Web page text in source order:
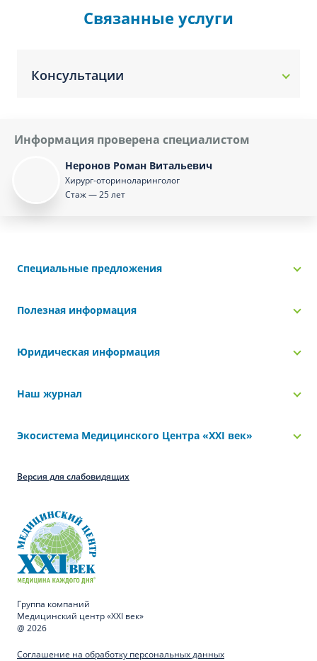
Связанные услуги
Консультации
Информация проверена специалистом
Неронов Роман Витальевич
Хирург-оториноларинголог
Стаж — 25 лет
Специальные предложения
Полезная информация
Юридическая информация
Наш журнал
Экосистема Медицинского Центра «‎XXI век»
Версия для слабовидящих
Группа компаний
Медицинский центр «XXI век»
@ 2026
Соглашение на обработку персональных данных